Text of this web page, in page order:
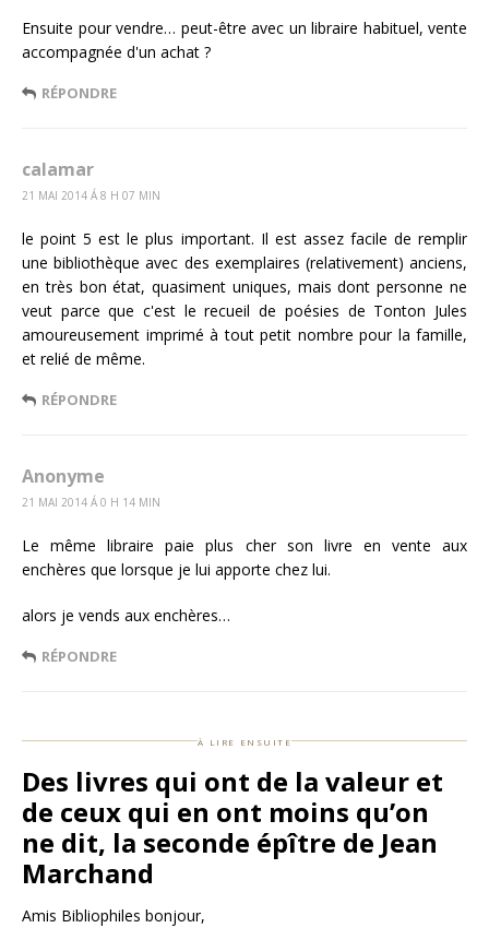
Ensuite pour vendre… peut-être avec un libraire habituel, vente
accompagnée d'un achat ?
RÉPONDRE
calamar
21 MAI 2014 Á 8 H 07 MIN
le point 5 est le plus important. Il est assez facile de remplir
une bibliothèque avec des exemplaires (relativement) anciens,
en très bon état, quasiment uniques, mais dont personne ne
veut parce que c'est le recueil de poésies de Tonton Jules
amoureusement imprimé à tout petit nombre pour la famille,
et relié de même.
RÉPONDRE
Anonyme
21 MAI 2014 Á 0 H 14 MIN
Le même libraire paie plus cher son livre en vente aux
enchères que lorsque je lui apporte chez lui.
alors je vends aux enchères…
RÉPONDRE
à lire ensuite
Des livres qui ont de la valeur et
de ceux qui en ont moins qu’on
ne dit, la seconde épître de Jean
Marchand
Amis Bibliophiles bonjour,